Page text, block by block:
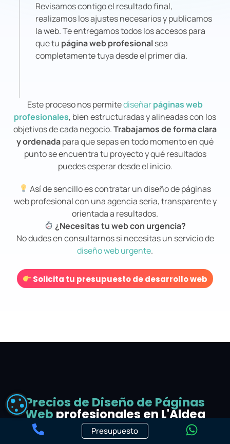
Revisamos contigo el resultado final,
realizamos los ajustes necesarios y publicamos
la web. Te entregamos todos los accesos para
que tu página web profesionalsea
completamente tuya desde el primer día.
Este proceso nos permitediseñarpáginas web
profesionales, bien estructuradas y alineadas con los
objetivos de cada negocio.Trabajamos de forma clara
y ordenadapara que sepas en todo momento en qué
punto se encuentra tu proyecto y qué resultados
puedes esperar desde el inicio.
Así de sencillo es contratar un diseño de páginas
web profesional con una agencia seria, transparente y
orientada a resultados.
¿Necesitas tu web con urgencia?
No dudes en consultarnos si necesitas un servicio de
diseño web urgente.
Solicita tu presupuesto de desarrollo web
Precios de Diseño de Páginas
Webprofesionales en L'Aldea
Trabajamos conprecios claros y transparentes
Presupuesto
CONFIGURACIÓN DE COOKIES